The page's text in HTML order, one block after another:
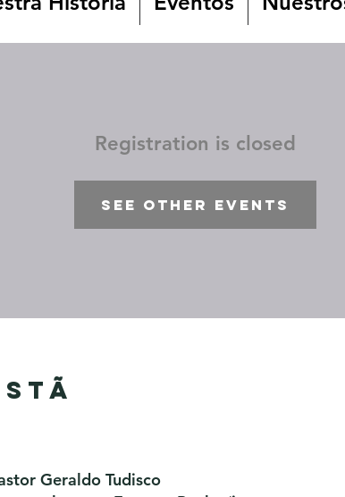
Registration is closed
See other events
Geraldo Tudisco